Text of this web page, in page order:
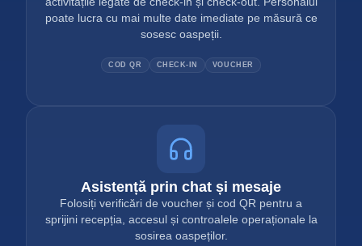
poate lucra cu mai multe date imediate pe măsură ce
sosesc oaspeții.
COD QR CHECK-IN VOUCHER
Asistență prin chat și mesaje
Folosiți verificări de voucher și cod QR pentru a
sprijini recepția, accesul și controalele operaționale la
sosirea oaspeților.